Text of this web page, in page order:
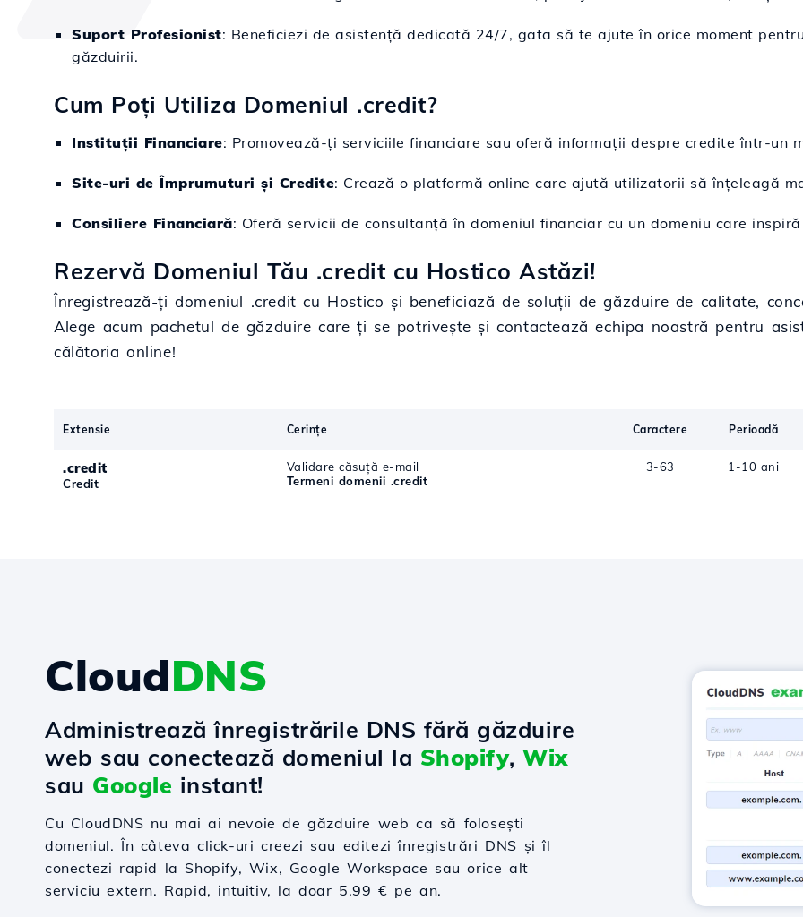
Suport Profesionist: Beneficiezi de asistență dedicată 24/7, gata să te ajute în orice moment
găzduirii.
Cum Poți Utiliza Domeniul .credit?
Instituții Financiare: Promovează-ți serviciile financiare sau oferă informații despre credite într-un
Site-uri de Împrumuturi și Credite: Crează o platformă online care ajută utilizatorii să înțeleagă
Consiliere Financiară: Oferă servicii de consultanță în domeniul financiar cu un domeniu care
Rezervă Domeniul Tău .credit cu Hostico Astăzi!
Înregistrează-ți domeniul .credit cu Hostico și beneficiază de soluții de găzduire de calitate,
Alege acum pachetul de găzduire care ți se potrivește și contactează echipa noastră pentru
călătoria online!
Extensie Cerințe Caractere Perioadă
.credit
Credit
Validare căsuță e-mail
Termeni domenii .credit
3-63 1-10 ani
CloudDNS
Administrează înregistrările DNS fără găzduire
web sau conectează domeniul la Shopify, Wix
sau Google instant!
Cu CloudDNS nu mai ai nevoie de găzduire web ca să folosești
domeniul. În câteva click-uri creezi sau editezi înregistrări DNS și îl
conectezi rapid la Shopify, Wix, Google Workspace sau orice alt
serviciu extern. Rapid, intuitiv, la doar 5.99 € pe an.